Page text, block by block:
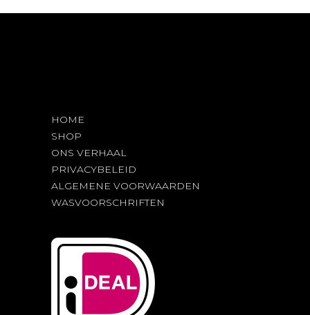
HOME
SHOP
ONS VERHAAL
PRIVACYBELEID
ALGEMENE VOORWAARDEN
WASVOORSCHRIFTEN